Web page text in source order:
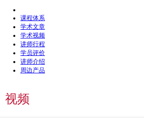
课程体系
学术文章
学术视频
讲师行程
学员评价
讲师介绍
周边产品
视频